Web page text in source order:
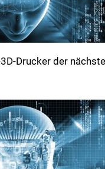
Drucker der